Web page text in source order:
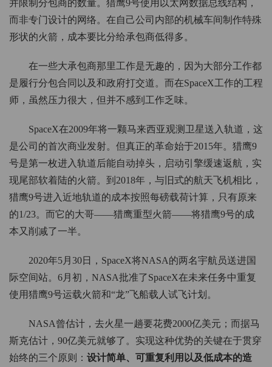
并限制分包商的数量。猎鹰9号使用以太网数据总线结构，
而非专门设计的网络。在自己公司内部的机械车间制作特殊
形状的火箭，成本要比分给承包商低得多。
在一些大承包商那里工作是无趣的，因为大部分工作都
是履行分包合同以及和政府打交道。而在SpaceX工作的工程
师，虽然压力很大，但并不感到工作乏味。
SpaceX在2009年将一颗马来西亚观测卫星送入轨道，这
是公司的首次商业发射。但真正的革命始于2015年。猎鹰9
号是第一枚进入轨道后能自动掉头，启动引擎缓速返航，实
现尾部软着陆的火箭。到2018年，与旧式的航天飞机相比，
猎鹰9号进入近地轨道的成本按照每磅载荷计算，只有原来
的1/23。而它的大哥——猎鹰重型火箭——将猎鹰9号的成
本又削减了一半。
2020年5月30日，SpaceX将NASA的两名宇航员送进国
际空间站。6月初，NASA批准了SpaceX在未来任务中重复
使用猎鹰9号运载火箭和“龙”飞船载人试飞计划。
NASA曾估计，去火星一趟要花费2000亿美元；而据马
斯克估计，90亿美元就够了。实现这种优势的关键在于贯穿
始终的三个原则： 设计简单、可重复利用以及低成本的造